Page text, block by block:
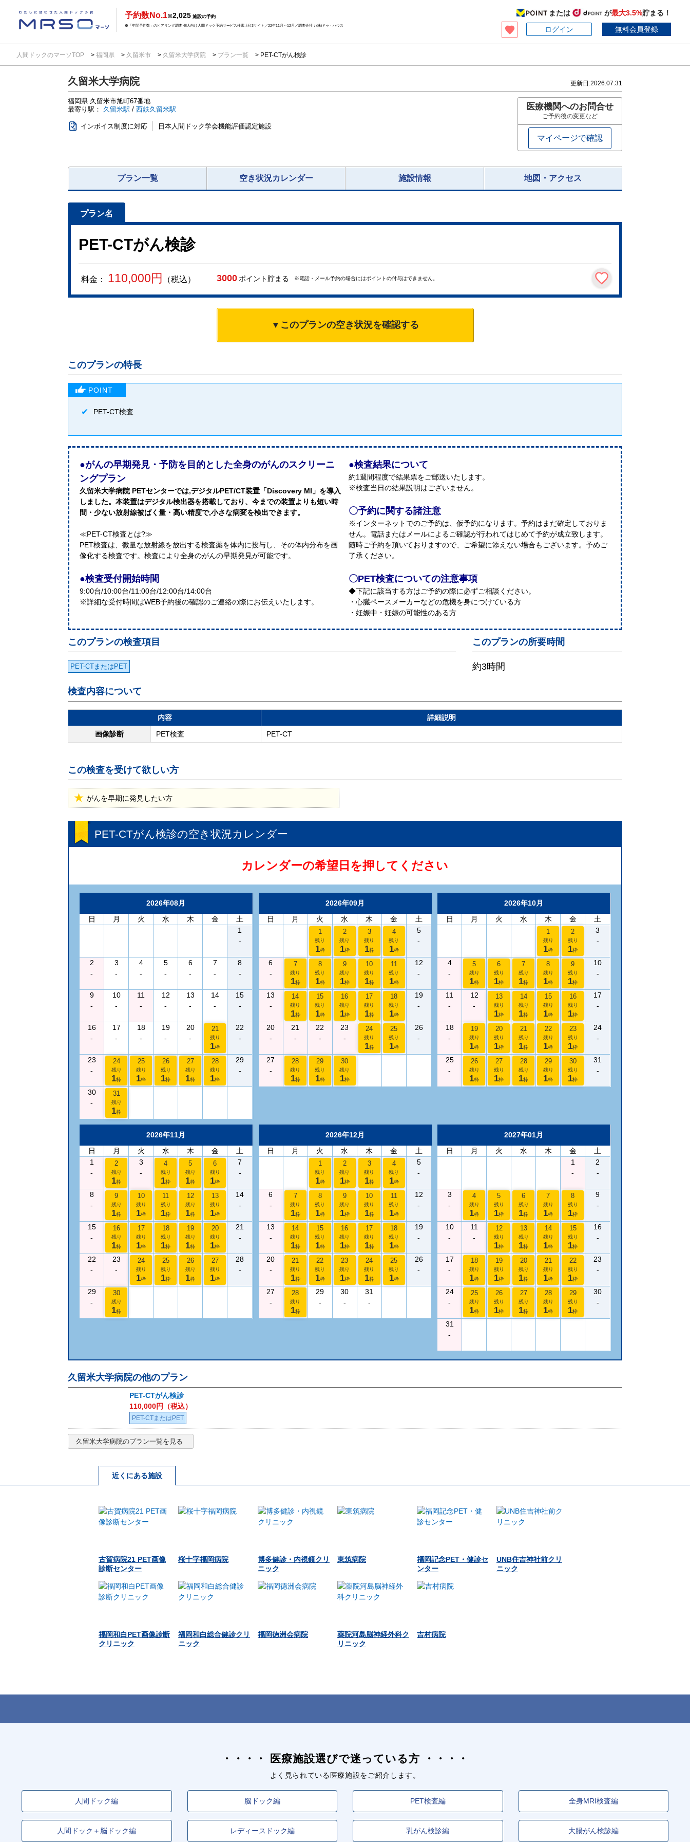
予約数No.1※2,025 施設の予約
※「年間予約数」のヒアリング調査 個人向け人間ドック予約サービス検索上位3サイト／22年11月～12月／調査会社：(株)ドゥ・ハウス
または が最大3.5%貯まる！
ログイン
無料会員登録
人間ドックのマーソTOP 福岡県 久留米市 久留米大学病院 プラン一覧 PET-CTがん検診
久留米大学病院 更新日:2026.07.31
福岡県 久留米市旭町67番地
最寄り駅： 久留米駅 / 西鉄久留米駅
インボイス制度に対応 日本人間ドック学会機能評価認定施設
医療機関へのお問合せ
ご予約後の変更など
マイページで確認
プラン一覧 空き状況カレンダー 施設情報 地図・アクセス
PET-CTがん検診
料金： 110,000円 （税込） 3000 ポイント貯まる ※電話・メール予約の場合にはポイントの付与はできません。
▼このプランの空き状況を確認する
このプランの特長
PET-CT検査
●がんの早期発見・予防を目的とした全身のがんのスクリーニ
ングプラン
久留米大学病院 PETセンターでは,デジタルPET/CT装置「Discovery MI」を導入
しました。本装置はデジタル検出器を搭載しており、今までの装置よりも短い時
間・少ない放射線被ばく量・高い精度で,小さな病変を検出できます。
≪PET-CT検査とは?≫
PET検査は、微量な放射線を放出する検査薬を体内に投与し、その体内分布を画
像化する検査です。検査により全身のがんの早期発見が可能です。
●検査受付開始時間
9:00台/10:00台/11:00台/12:00台/14:00台
※詳細な受付時間はWEB予約後の確認のご連絡の際にお伝えいたします。
●検査結果について
約1週間程度で結果票をご郵送いたします。
※検査当日の結果説明はございません。
〇予約に関する諸注意
※インターネットでのご予約は、仮予約になります。予約はまだ確定しておりま
せん。電話またはメールによるご確認が行われてはじめて予約が成立致します。
随時ご予約を頂いておりますので、ご希望に添えない場合もございます。予めご
了承ください。
〇PET検査についての注意事項
◆下記に該当する方はご予約の際に必ずご相談ください。
・心臓ペースメーカーなどの危機を身につけている方
・妊娠中・妊娠の可能性のある方
このプランの所要時間
約3時間
このプランの検査項目
PET-CTまたはPET
検査内容について
内容
詳細説明
画像診断
PET検査 PET-CT
この検査を受けて欲しい方
がんを早期に発見したい方
PET-CTがん検診の空き状況カレンダー
カレンダーの希望日を押してください
2026年08月
日
月 火 水 木 金
土
1
-
2
-
3
-
4
-
5
-
6
-
7
-
8
-
9
-
10
-
11
-
12
-
13
-
14
-
15
-
16
-
17
-
18
-
19
-
20
-
21
残り
1枠
22
-
23
-
24
残り
1枠
25
残り
1枠
26
残り
1枠
27
残り
1枠
28
残り
1枠
29
-
30
-
31
残り
1枠
2026年09月
日
月 火 水 木 金 土
1
残り
1枠
2
残り
1枠
3
残り
1枠
4
残り
1枠
5
-
6
-
7
残り
1枠
8
残り
1枠
9
残り
1枠
10
残り
1枠
11
残り
1枠
12
-
13
-
14
残り
1枠
15
残り
1枠
16
残り
1枠
17
残り
1枠
18
残り
1枠
19
-
20
-
21
-
22
-
23
-
24
残り
1枠
25
残り
1枠
26
-
27
-
28
残り
1枠
29
残り
1枠
30
残り
1枠
2026年10月
日
月 火 水 木 金 土
1
残り
1枠
2
残り
1枠
3
-
4
-
5
残り
1枠
6
残り
1枠
7
残り
1枠
8
残り
1枠
9
残り
1枠
10
-
11
-
12
-
13
残り
1枠
14
残り
1枠
15
残り
1枠
16
残り
1枠
17
-
18
-
19
残り
1枠
20
残り
1枠
21
残り
1枠
22
残り
1枠
23
残り
1枠
24
-
25
-
26
残り
1枠
27
残り
1枠
28
残り
1枠
29
残り
1枠
30
残り
1枠
31
-
2026年11月
日
月 火 水 木 金
土
1
-
2
残り
1枠
3
-
4
残り
1枠
5
残り
1枠
6
残り
1枠
7
-
8
-
9
残り
1枠
10
残り
1枠
11
残り
1枠
12
残り
1枠
13
残り
1枠
14
-
15
-
16
残り
1枠
17
残り
1枠
18
残り
1枠
19
残り
1枠
20
残り
1枠
21
-
22
-
23
-
24
残り
1枠
25
残り
1枠
26
残り
1枠
27
残り
1枠
28
-
29
-
30
残り
1枠
2026年12月
日
月 火 水 木 金 土
1
残り
1枠
2
残り
1枠
3
残り
1枠
4
残り
1枠
5
-
6
-
7
残り
1枠
8
残り
1枠
9
残り
1枠
10
残り
1枠
11
残り
1枠
12
-
13
-
14
残り
1枠
15
残り
1枠
16
残り
1枠
17
残り
1枠
18
残り
1枠
19
-
20
-
21
残り
1枠
22
残り
1枠
23
残り
1枠
24
残り
1枠
25
残り
1枠
26
-
27
-
28
残り
1枠
29
-
30
-
31
-
2027年01月
日
月 火 水 木 金
土
1
-
2
-
3
-
4
残り
1枠
5
残り
1枠
6
残り
1枠
7
残り
1枠
8
残り
1枠
9
-
10
-
11
-
12
残り
1枠
13
残り
1枠
14
残り
1枠
15
残り
1枠
16
-
17
-
18
残り
1枠
19
残り
1枠
20
残り
1枠
21
残り
1枠
22
残り
1枠
23
-
24
-
25
残り
1枠
26
残り
1枠
27
残り
1枠
28
残り
1枠
29
残り
1枠
30
-
31
-
久留米大学病院の他のプラン
PET-CTがん検診
110,000円（税込）
PET-CTまたはPET
久留米大学病院のプラン一覧を見る
近くにある施設
古賀病院21 PET画像
診断センター
桜十字福岡病院
博多健診・内視鏡クリ
ニック
東筑病院
福岡記念PET・健診セ
ンター
UNB住吉神社前クリ
ニック
福岡和白PET画像診断
クリニック
福岡和白総合健診クリ
ニック
福岡徳洲会病院
薬院河島脳神経外科ク
リニック
吉村病院
医療施設選びで迷っている方
よく見られている医療施設をご紹介します。
人間ドック編 脳ドック編 PET検査編 全身MRI検査編
人間ドック＋脳ドック編 レディースドック編 乳がん検診編 大腸がん検診編